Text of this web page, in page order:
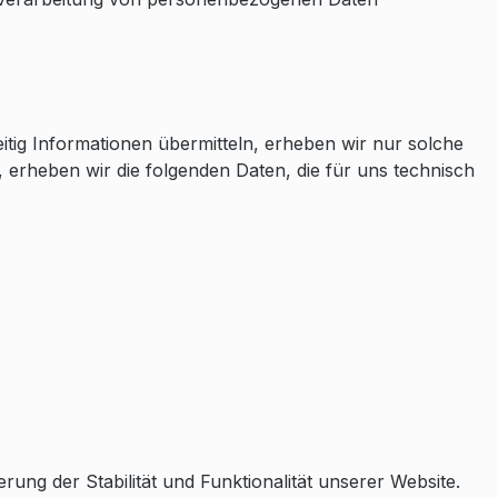
Informationen übermitteln, erheben wir nur solche
wir die folgenden Daten, die für uns technisch
der Stabilität und Funktionalität unserer Website.